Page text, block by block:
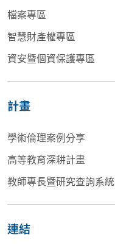
檔案專區
智慧財產權專區
資安暨個資保護專區
計畫
學術倫理案例分享
高等教育深耕計畫
教師專長暨研究查詢系統
連結